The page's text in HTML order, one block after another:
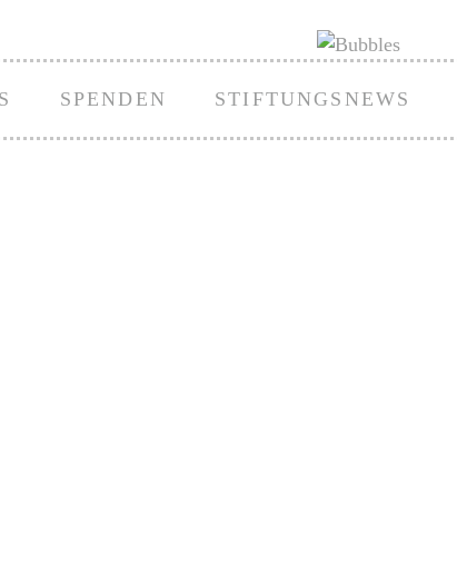
SPENDEN STIFTUNGSNEWS